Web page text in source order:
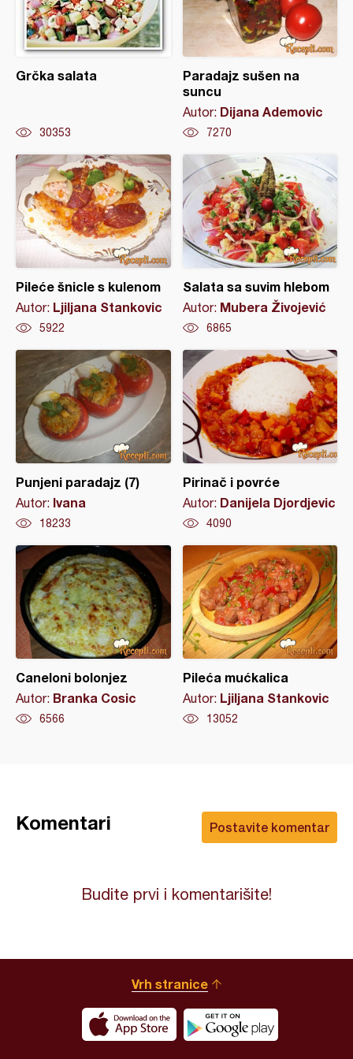
Grčka salata
30353
Paradajz sušen na
suncu
Autor: Dijana Ademovic
7270
Pileće šnicle s kulenom
Autor: Ljiljana Stankovic
5922
Salata sa suvim hlebom
Autor: Mubera Živojević
6865
Punjeni paradajz (7)
Autor: Ivana
18233
Pirinač i povrće
Autor: Danijela Djordjevic
4090
Caneloni bolonjez
Autor: Branka Cosic
6566
Pileća mućkalica
Autor: Ljiljana Stankovic
13052
Postavite komentar
Komentari
Budite prvi i komentarišite!
Vrh stranice